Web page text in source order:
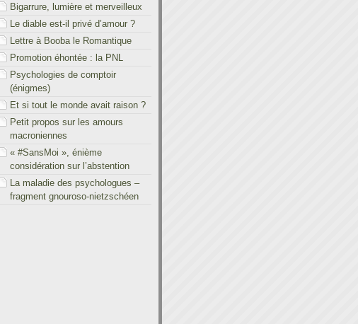
Bigarrure, lumière et merveilleux
Le diable est-il privé d’amour ?
Lettre à Booba le Romantique
Promotion éhontée : la PNL
Psychologies de comptoir
(énigmes)
Et si tout le monde avait raison ?
Petit propos sur les amours
macroniennes
« #SansMoi », énième
considération sur l’abstention
La maladie des psychologues –
fragment gnouroso-nietzschéen